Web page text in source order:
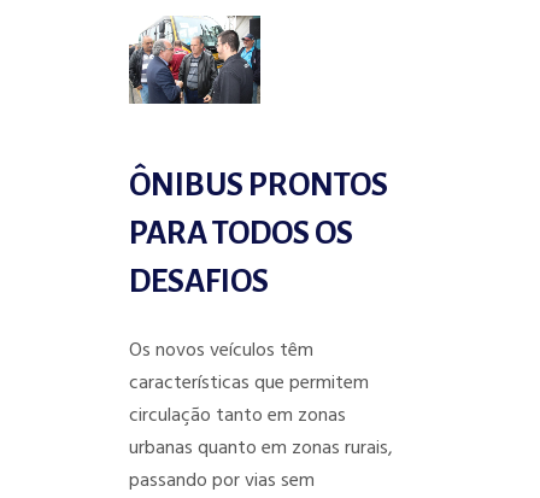
ÔNIBUS PRONTOS
PARA TODOS OS
DESAFIOS
Os novos veículos têm
características que permitem
circulação tanto em zonas
urbanas quanto em zonas rurais,
passando por vias sem